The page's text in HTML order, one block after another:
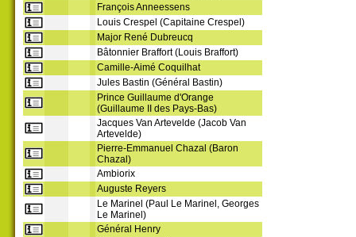
François Anneessens
Louis Crespel (Capitaine Crespel)
Major René Dubreucq
Bâtonnier Braffort (Louis Braffort)
Camille-Aimé Coquilhat
Jules Bastin (Général Bastin)
Prince Guillaume d'Orange
(Guillaume II des Pays-Bas)
Jacques Van Artevelde (Jacob Van
Artevelde)
Pierre-Emmanuel Chazal (Baron
Chazal)
Ambiorix
Auguste Reyers
Le Marinel (Paul Le Marinel, Georges
Le Marinel)
Général Henry